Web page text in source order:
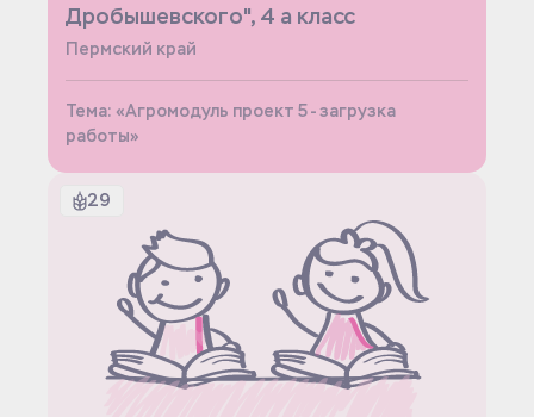
Дробышевского", 4 а класс
Пермский край
Тема: «Агромодуль проект 5 - загрузка
работы»
29